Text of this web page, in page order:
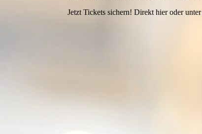
Jetzt Tickets sichern! Direkt hier oder unter